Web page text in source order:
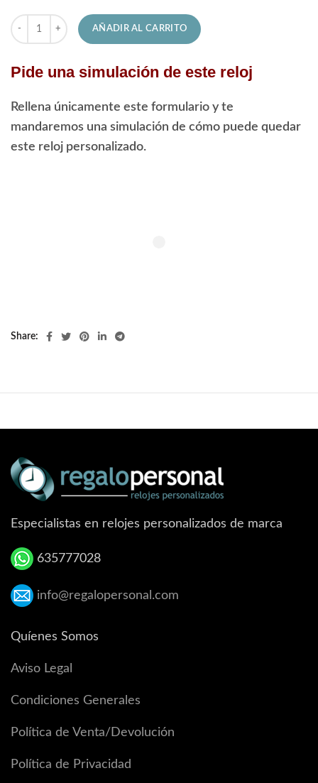
Reloj Candino de Señora C4739/1 Elegance cantidad
AÑADIR AL CARRITO
Pide una simulación de este reloj
Rellena únicamente este formulario y te
mandaremos una simulación de cómo puede quedar
este reloj personalizado.
Share
Especialistas en relojes personalizados de marca
635777028
info@regalopersonal.com
Quíenes Somos
Aviso Legal
Condiciones Generales
Política de Venta/Devolución
Política de Privacidad